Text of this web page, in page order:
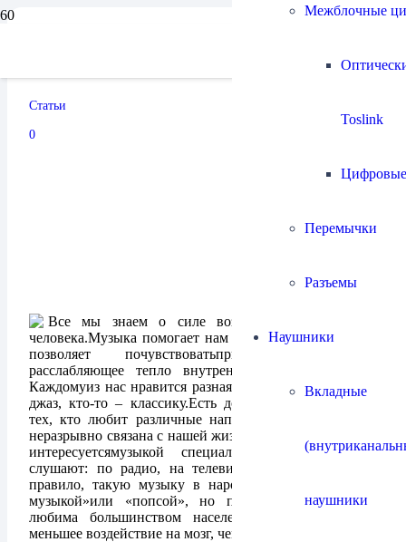
Межблочные
Toslink
Цифровые
Перемычки
Разъемы
Наушники
Вкладные
наушники
Klipsch на службе…
Статьи
0
Все мы знаем о силе воздействия музыки на
человека.Музыка помогает нам грустить и радоваться,
позволяет почувствоватьприлив сил или
расслабляющее тепло внутреннего умиротворения.
Каждомуиз нас нравится разная музыка. Кто-то любит
джаз, кто-то – классику.Есть достаточное количество
тех, кто любит различные направления рока.Музыка
неразрывно связана с нашей жизнью. И даже те, кто не
интересуетсямузыкой специально, все равно ее
слушают: по радио, на телевидении, врекламе. Как
правило, такую музыку в народе называют «легкой
музыкой»или «попсой», но при этом она горячо
любима большинством населения и оказывает не
меньшее воздействие на мозг, чем любая другая.